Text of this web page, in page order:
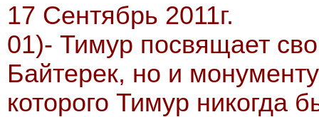
17 Сентябрь 2011г.
01)- Тимур посвящает
Байтерек, но и
которого Тимур никогда